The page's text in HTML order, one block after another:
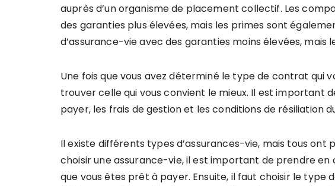
auprès d’un organisme de placement collectif. Les
des garanties plus élevées, mais les primes sont
d’assurance-vie avec des garanties moins élevées,
Une fois que vous avez déterminé le type de contrat
trouver celle qui vous convient le mieux. Il est
payer, les frais de gestion et les conditions de résiliation
Il existe différents types d’assurances-vie, mais tous
choisir une assurance-vie, il est important de prendre
que vous êtes prêt à payer. Ensuite, il faut choisir le